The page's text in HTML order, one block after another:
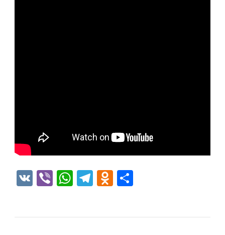
VK ViberWhatsApp
Telegram
Odnoklassniki